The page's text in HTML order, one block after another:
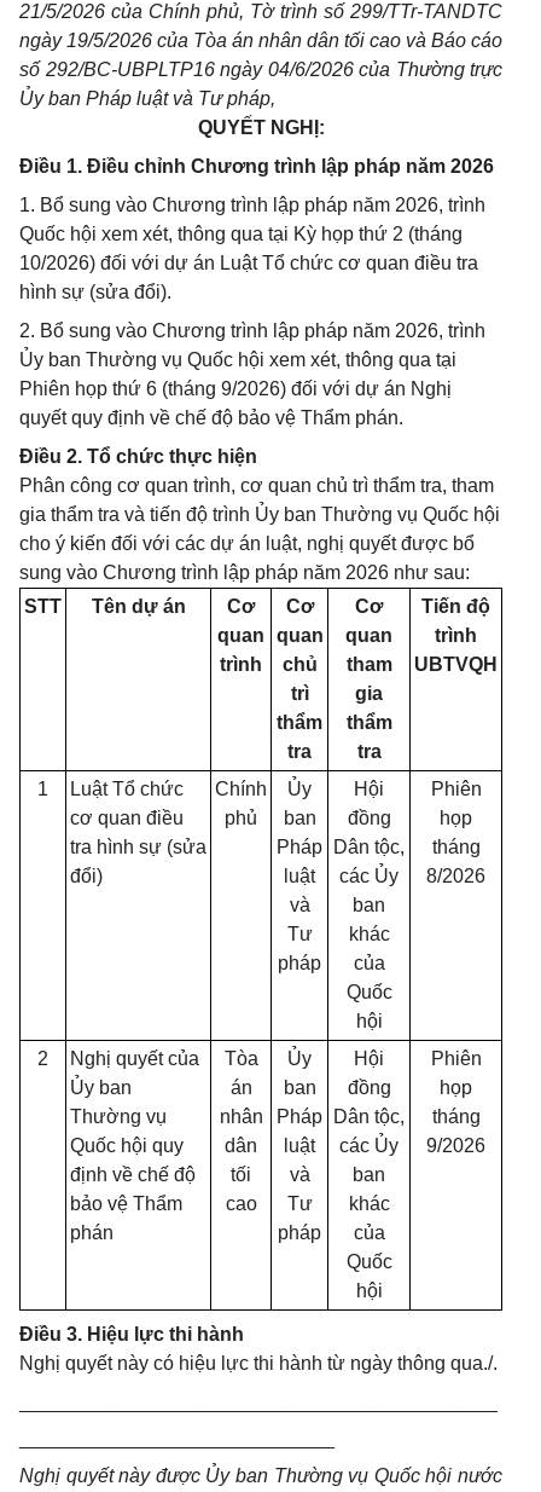
21/5/2026 của Chính phủ, Tờ trình số 299/TTr-TANDTC
ngày 19/5/2026 của Tòa án nhân dân tối cao và Báo cáo
số 292/BC-UBPLTP16 ngày 04/6/2026 của Thường trực
Ủy ban Pháp luật và Tư pháp,
QUYẾT NGHỊ:
Điều 1. Điều chỉnh Chương trình lập pháp năm 2026
1. Bổ sung vào Chương trình lập pháp năm 2026, trình
Quốc hội xem xét, thông qua tại Kỳ họp thứ 2 (tháng
10/2026) đối với dự án Luật Tổ chức cơ quan điều tra
hình sự (sửa đổi).
2. Bổ sung vào Chương trình lập pháp năm 2026, trình
Ủy ban Thường vụ Quốc hội xem xét, thông qua tại
Phiên họp thứ 6 (tháng 9/2026) đối với dự án Nghị
quyết quy định về chế độ bảo vệ Thẩm phán.
Điều 2. Tổ chức thực hiện
Phân công cơ quan trình, cơ quan chủ trì thẩm tra, tham
gia thẩm tra và tiến độ trình Ủy ban Thường vụ Quốc hội
cho ý kiến đối với các dự án luật, nghị quyết được bổ
sung vào Chương trình lập pháp năm 2026 như sau:
STT
Tên dự án
Cơ
quan
trình
Cơ
quan
chủ
trì
thẩm
tra
Cơ
quan
tham
gia
thẩm
tra
Tiến độ
trình
UBTVQH
1
Luật Tổ chức
cơ quan điều
tra hình sự (sửa
đổi)
Chính
phủ
Ủy
ban
Pháp
luật
và
Tư
pháp
Hội
đồng
Dân tộc,
các Ủy
ban
khác
của
Quốc
hội
Phiên
họp
tháng
8/2026
2
Nghị quyết của
Ủy ban
Thường vụ
Quốc hội quy
định về chế độ
bảo vệ Thẩm
phán
Tòa
án
nhân
dân
tối
cao
Ủy
ban
Pháp
luật
và
Tư
pháp
Hội
đồng
Dân tộc,
các Ủy
ban
khác
của
Quốc
hội
Phiên
họp
tháng
9/2026
Điều 3. Hiệu lực thi hành
Nghị quyết này có hiệu lực thi hành từ ngày thông qua./.
Nghị quyết này được Ủy ban Thường vụ Quốc hội nước